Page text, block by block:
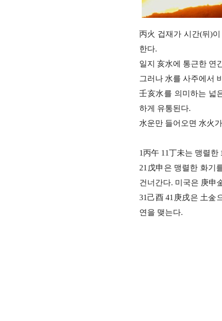
丙火 겁재가 시간(뒤)
한다.
일지 亥水에 통근한 연
그러나 水를 사주에서
壬亥水를 의미하는 넓
하게 유통된다.
水운만 들어오면 水火
1丙午 11丁未는 맹렬
21戊申은 맹렬한 화기
건너간다. 미국은 庚申
31己酉 41庚戌은 土金
연을 맺는다.